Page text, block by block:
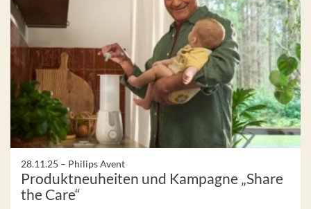
28.11.25 – Philips Avent
Produktneuheiten und Kampagne „Share
the Care“